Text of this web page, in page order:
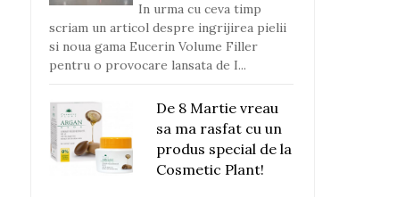
In urma cu ceva timp
scriam un articol despre ingrijirea pielii
si noua gama Eucerin Volume Filler
pentru o provocare lansata de I...
De 8 Martie vreau
sa ma rasfat cu un
produs special de la
Cosmetic Plant!